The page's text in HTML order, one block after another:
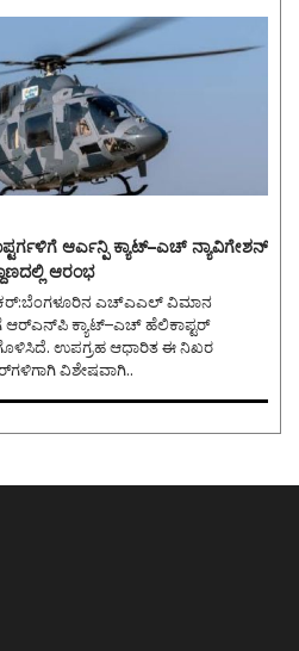
ಆರ್ಎನ್ಪಿ ಕ್ಯಾಟ್–ಎಚ್ ನ್ಯಾವಿಗೇಶನ್
ಆರಂಭ
ಕ್ಯಾಟ್–ಎಚ್‌ ಹೆಲಿಕಾಪ್ಟರ್‌
ಉಪಗ್ರಹ ಆಧಾರಿತ ಈ ನಿಖರ
ವಿಶೇಷವಾಗಿ..